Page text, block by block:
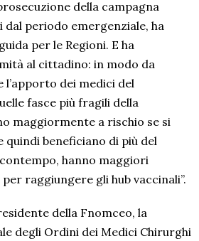
della campagna
dal periodo emergenziale, ha
per le Regioni. E ha
al cittadino: in modo da
dei medici del
fasce più fragili della
maggiormente a rischio se si
quindi beneficiano di più del
hanno maggiori
raggiungere gli hub vaccinali”.
della Fnomceo, la
degli Ordini dei Medici Chirurghi